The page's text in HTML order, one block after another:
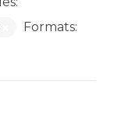
Formats: